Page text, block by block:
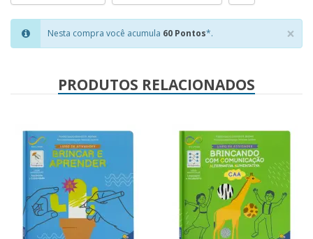
×
Nesta compra você acumula 60 Pontos*.
PRODUTOS RELACIONADOS